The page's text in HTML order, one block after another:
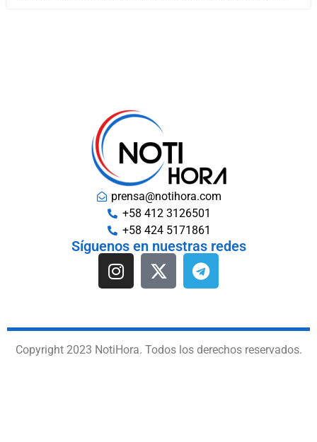
prensa@notihora.com
+58 412 3126501
+58 424 5171861
Síguenos en nuestras redes
Copyright 2023 NotiHora. Todos los derechos reservados.